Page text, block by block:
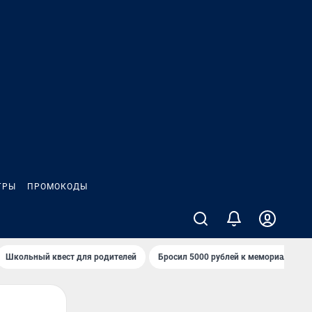
ПРОМОКОДЫ
Школьный квест для родителей Бросил 5000 рублей к мемориалу